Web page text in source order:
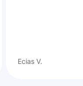
Ecias V.